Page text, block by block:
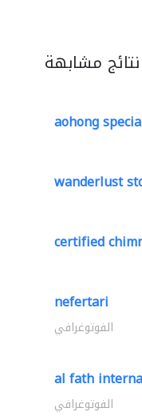
نتائج مشابهة
aohong
wanderlust
certified
nefertari
الفوتوغرافي
al fath
الفوتوغرافي